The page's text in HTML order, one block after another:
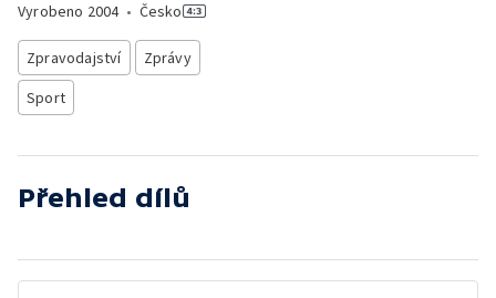
Vyrobeno 2004• Česko
Zpravodajství
Zprávy
Sport
Přehled dílů